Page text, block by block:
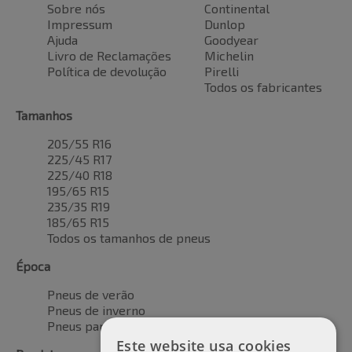
Sobre nós
Impressum
Ajuda
Livro de Reclamações
Política de devolução
Continental
Dunlop
Goodyear
Michelin
Pirelli
Todos os fabricantes
Tamanhos
205/55 R16
225/45 R17
225/40 R18
195/65 R15
235/35 R19
185/65 R15
Todos os tamanhos de pneus
Época
Pneus de verão
Pneus de inverno
Pneus para todas as estações
Este website usa cookies